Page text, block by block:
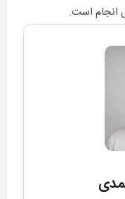
انجام است.